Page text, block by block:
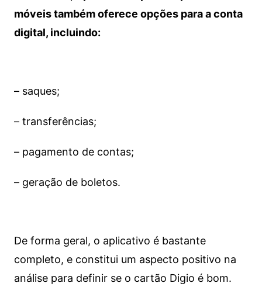
móveis também oferece opções para a conta
digital, incluindo:
– saques;
– transferências;
– pagamento de contas;
– geração de boletos.
De forma geral, o aplicativo é bastante
completo, e constitui um aspecto positivo na
análise para definir se o cartão Digio é bom.